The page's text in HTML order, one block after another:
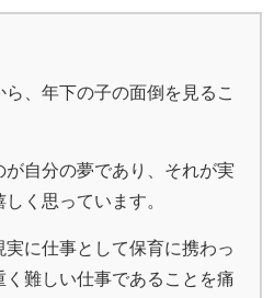
ら、年下の子の面倒を見るこ
自分の夢であり、それが実
く思っています。
に仕事として保育に携わっ
難しい仕事であることを痛